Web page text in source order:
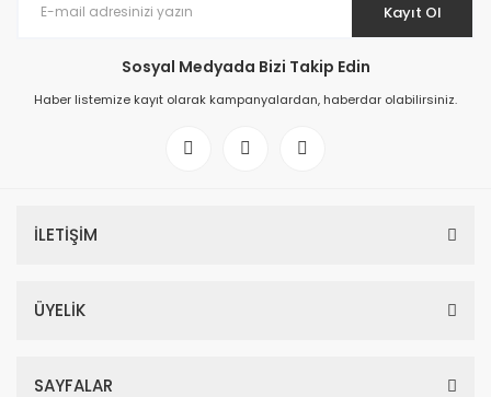
Kayıt Ol
Sosyal Medyada Bizi Takip Edin
Haber listemize kayıt olarak kampanyalardan, haberdar olabilirsiniz.
İLETİŞİM
ÜYELİK
SAYFALAR